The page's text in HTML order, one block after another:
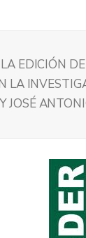
EDICIÓN
LA
JOSÉ